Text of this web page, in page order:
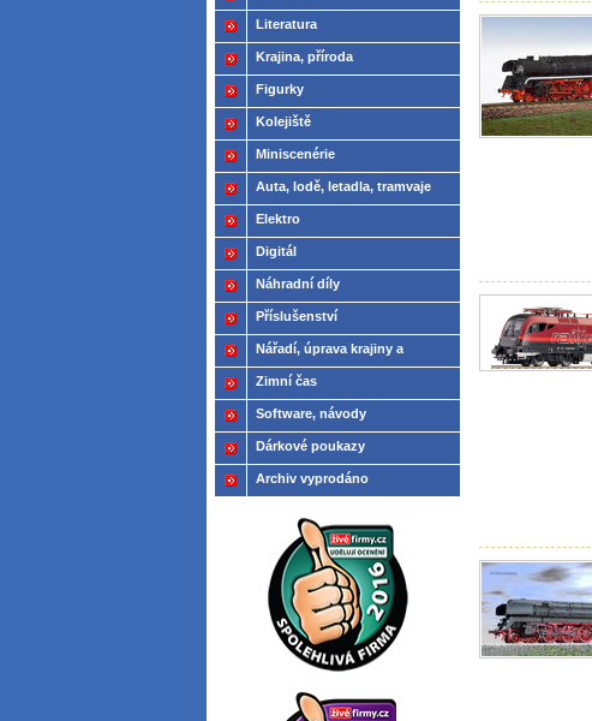
Literatura
Krajina, příroda
Figurky
Kolejiště
Miniscenérie
Auta, lodě, letadla, tramvaje
Elektro
Digitál
Náhradní díly
Příslušenství
Nářadí, úprava krajiny a
modelů
Zimní čas
Software, návody
Dárkové poukazy
Archiv vyprodáno